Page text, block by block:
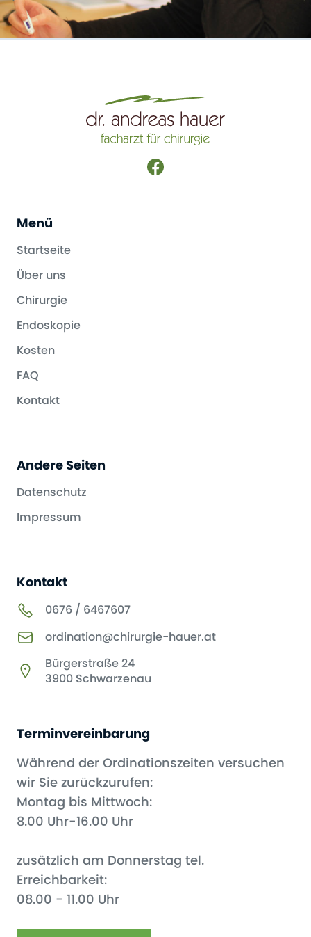
Menü
Startseite
Über uns
Chirurgie
Endoskopie
Kosten
FAQ
Kontakt
Andere Seiten
Datenschutz
Impressum
Kontakt
0676 / 6467607
ordination@chirurgie-hauer.at
Bürgerstraße 24
3900 Schwarzenau
Terminvereinbarung
Während der Ordinationszeiten versuchen
wir Sie zurückzurufen:
Montag bis Mittwoch:
8.00 Uhr-16.00 Uhr
zusätzlich am Donnerstag tel.
Erreichbarkeit:
08.00 - 11.00 Uhr